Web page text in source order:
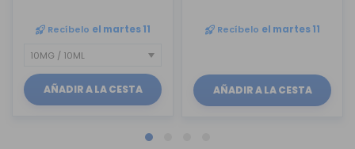
Recíbelo el martes 11
AÑADIR A LA CESTA
Recíbelo el martes 11
AÑADIR A LA CESTA